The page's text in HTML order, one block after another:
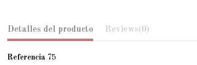
Detalles del producto Reviews(0)
Referencia 75